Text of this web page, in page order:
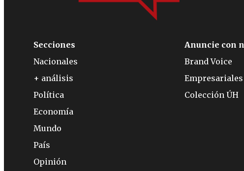
Secciones
Nacionales
+ análisis
Política
Economía
Mundo
País
Opinión
Anuncie con
Brand Voice
Empresariales
Colección ÚH